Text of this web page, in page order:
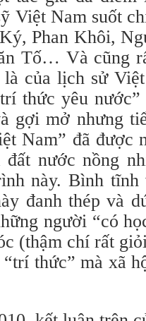
Việt Nam suốt
Phan Khôi,
Tố… Và cũng
của lịch sử
thức yêu
gợi mở nhưng
Nam” đã được
đất nước nồng
này. Bình tĩnh
đanh thép và
người “có
(thậm chí rất
thức” mà xã